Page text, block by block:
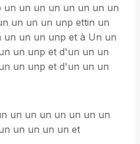
un un un un un un un
un un un unp ettin un
un un unp et à Un un
un unp et d'un un un
un unp et d'un un un
un un un un un un un
un un un un et